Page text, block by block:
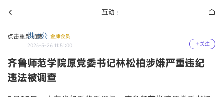
互动
点击重新加载
洪七公 金牌会员
2026-5-26 11:51:00
关注
齐鲁师范学院原党委书记林松柏涉嫌严重违纪
违法被调查